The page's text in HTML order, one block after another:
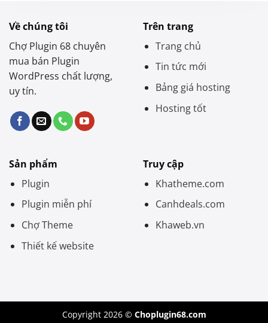
Về chúng tôi
Chợ Plugin 68 chuyên
mua bán Plugin
WordPress chất lượng,
uy tín.
Trên trang
Trang chủ
Tin tức mới
Bảng giá hosting
Hosting tốt
Sản phẩm
Plugin
Plugin miễn phí
Chợ Theme
Thiết kế website
Truy cập
Khatheme.com
Canhdeals.com
Khaweb.vn
Copyright 2026 © Choplugin68.com